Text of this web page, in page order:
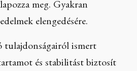
meg. Gyakran
elengedésére.
tulajdonságairól ismert
és stabilitást biztosít